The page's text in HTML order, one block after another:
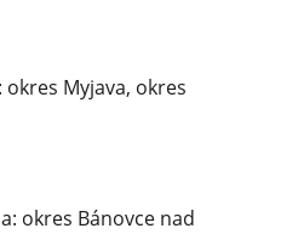
Myjava, okres
okres Bánovce nad